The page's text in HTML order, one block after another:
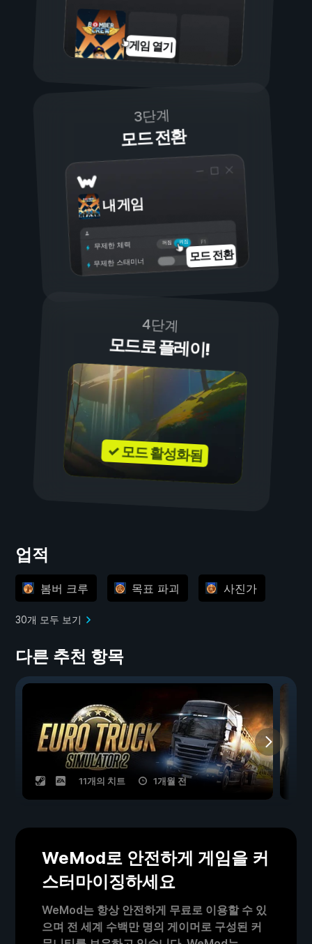
게임 열기
3단계
모드 전환
내 게임
켜짐
꺼짐
무제한 체력
무제한 스태미너 모드 전환
4단계
모드로 플레이!
✓ 모드 활성화됨
업적
봄버 크루 목표 파괴 사진가
30개 모두 보기
다른 추천 항목
11개의 치트 1개월 전
WeMod로 안전하게 게임을 커
스터마이징하세요
WeMod는 항상 안전하게 무료로 이용할 수 있
으며 전 세계 수백만 명의 게이머로 구성된 커